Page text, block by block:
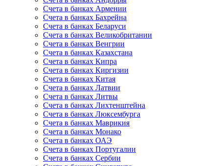
Счета в банках Армении
Счета в банках Бахрейна
Счета в банках Беларуси
Счета в банках Великобритании
Счета в банках Венгрии
Счета в банках Казахстана
Счета в банках Кипра
Счета в банках Киргизии
Счета в банках Китая
Счета в банках Латвии
Счета в банках Литвы
Счета в банках Лихтенштейна
Счета в банках Люксембурга
Счета в банках Маврикия
Счета в банках Монако
Счета в банках ОАЭ
Счета в банках Португалии
Счета в банках Сербии